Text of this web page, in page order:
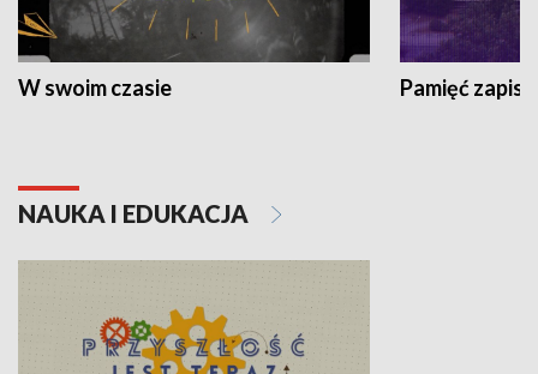
W swoim czasie Pamięć
NAUKA I EDUKACJA